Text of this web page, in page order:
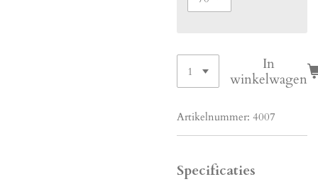
In
winkelwagen
Artikelnummer: 4007
Specificaties